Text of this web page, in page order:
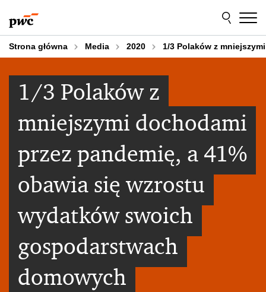
do
treści
do
stopki
Strona główna Media 2020 1/3 Polaków z
1/3 Polaków z
mniejszymi dochodami
przez pandemię, a 41%
obawia się wzrostu
wydatków swoich
gospodarstwach
domowych